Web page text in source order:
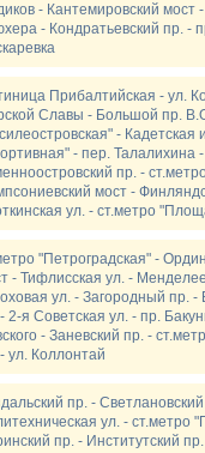
- Кантемировский
- Кондратьевский пр. -
Прибалтийская - ул.
Славы - Большой пр.
-
- пер. Талалихина
пр. -
мост -
ул. - ст.метро
"Петроградская" -
- Тифлисская ул. -
ул. - Загородный пр.
2-я Советская ул. - пр.
- Заневский пр. -
ул. Коллонтай
пр. -
ул. - ст.метро
пр. - Институтский